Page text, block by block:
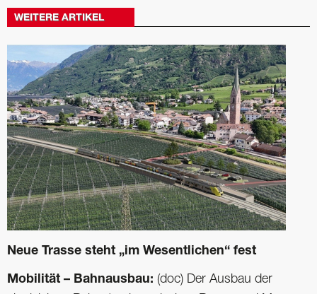
WEITERE ARTIKEL
Neue Trasse steht „im Wesentlichen“ fest
Mobilität – Bahnausbau: (doc) Der Ausbau der